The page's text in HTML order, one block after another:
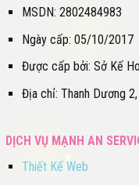
MSDN: 2802484983
Ngày cấp: 05/10/2017
Được cấp bởi: Sở Kế
Địa chỉ: Thanh Dương
DỊCH VỤ MẠNH AN
Thiết Kế Web